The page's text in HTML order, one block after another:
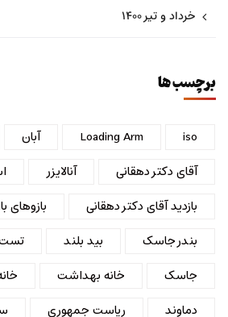
خرداد و تیر ۱۴۰۰
برچسب ها
iso
Loading Arm آبان
آقای دکتر دهقانی
آنالایزر
بازدید آقای دکتر دهقانی
بازوهای
بندر جاسک
بید بلند
تست
جاسک
خانه بهداشت
دماوند
ریاست جمهوری